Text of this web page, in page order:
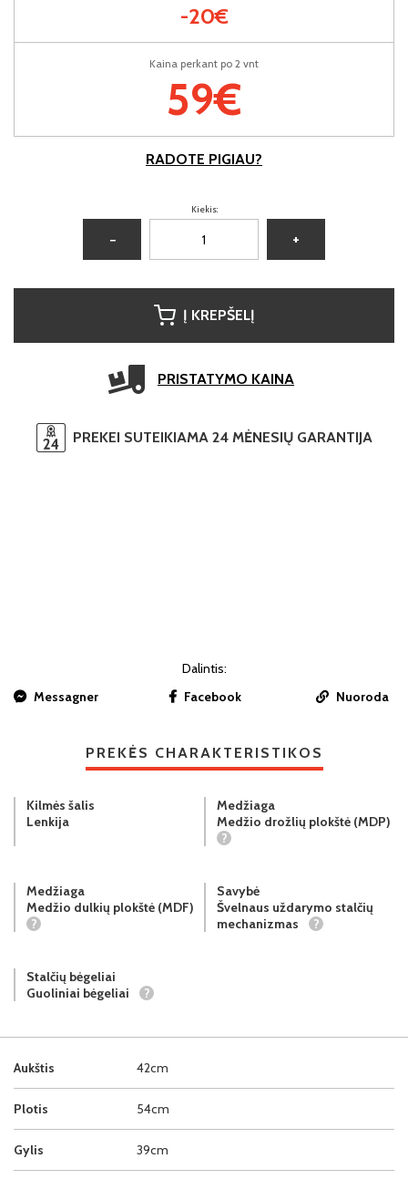
Kaina perkant po 2 vnt
59€
-20€
RADOTE PIGIAU?
Kiekis:
− +
Į KREPŠELĮ
PRISTATYMO KAINA
PREKEI SUTEIKIAMA 24 MĖNESIŲ GARANTIJA
Dalintis:
Messagner
Facebook Nuoroda
PREKĖS CHARAKTERISTIKOS
Aukštis 42cm
Plotis 54cm
Gylis 39cm
Kilmės šalis
Lenkija
Medžiaga
Medžio drožlių plokštė (MDP)
?
Medžiaga
Medžio dulkių plokštė (MDF)
?
Savybė
Švelnaus uždarymo stalčių
mechanizmas
?
Stalčių bėgeliai
Guoliniai bėgeliai
?